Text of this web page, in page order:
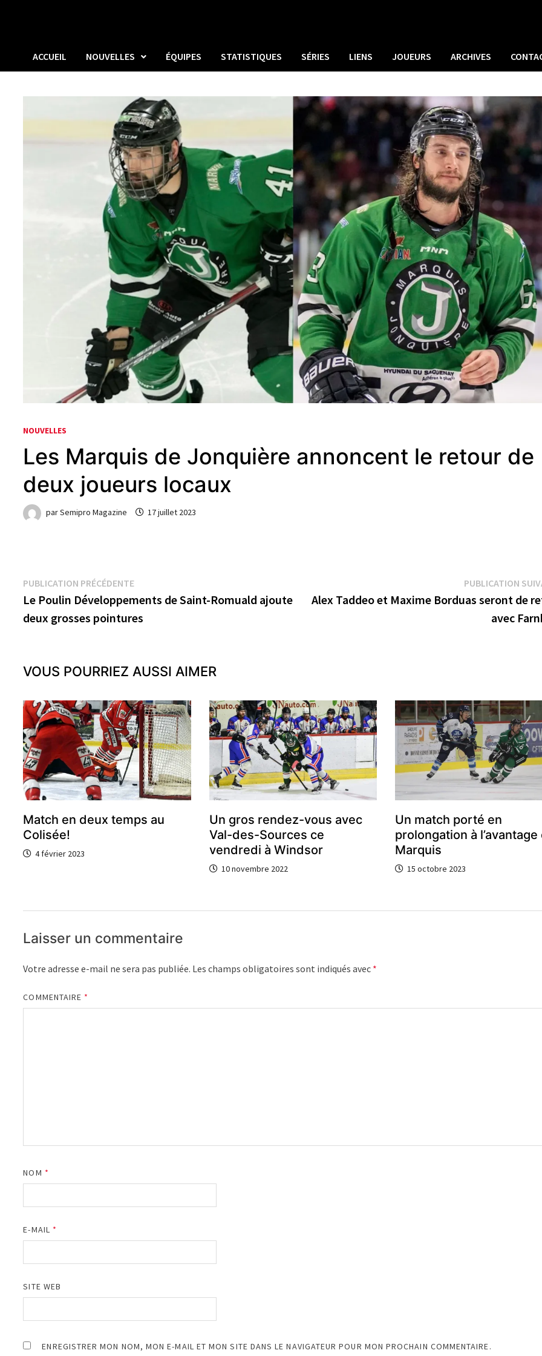
ACCUEIL NOUVELLES ÉQUIPES STATISTIQUES SÉRIES LIENS JOUEURS ARCHIVES
NOUVELLES
Les Marquis de Jonquière annoncent le retour de
deux joueurs locaux
parSemipro Magazine 17 juillet 2023
Navigation
de
l’article
PUBLICATION PRÉCÉDENTEPublication
précédente :
Le Poulin Développements de Saint-Romuald ajoute
deux grosses pointures
PUBLICATION
Alex Taddeo et Maxime Borduas seront de
avec
VOUS POURRIEZ AUSSI AIMER
Match en deux temps au
Colisée!
4 février 2023
Un gros rendez-vous avec
Val-des-Sources ce
vendredi à Windsor
10 novembre 2022
Un match porté en
prolongation à
Marquis
15 octobre 2023
Laisser un commentaire
Votre adresse e-mail ne sera pas publiée. Les champs obligatoires sont indiqués avec *
COMMENTAIRE *
NOM *
E-MAIL *
SITE WEB
ENREGISTRER MON NOM, MON E-MAIL ET MON SITE DANS LE NAVIGATEUR POUR MON PROCHAIN COMMENTAIRE.